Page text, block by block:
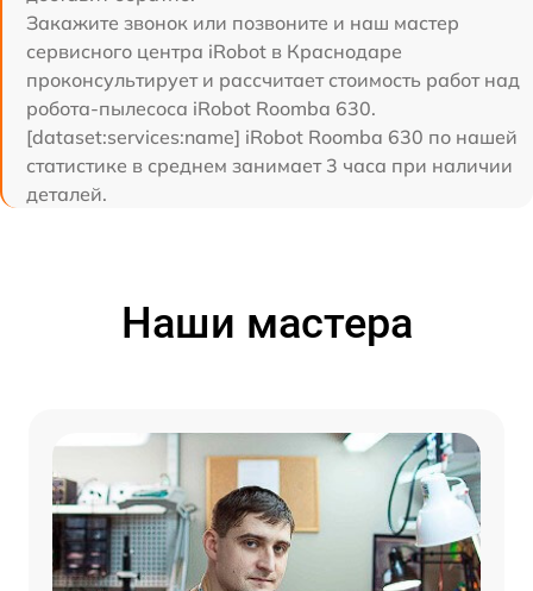
Закажите звонок или позвоните и наш мастер
сервисного центра iRobot в Краснодаре
проконсультирует и рассчитает стоимость работ над
робота-пылесоса iRobot Roomba 630.
[dataset:services:name] iRobot Roomba 630 по нашей
статистике в среднем занимает 3 часа при наличии
деталей.
Наши мастера